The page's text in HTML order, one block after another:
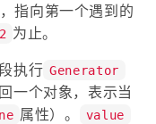
指向第一个遇到的
为止。
执行 Generator
一个对象，表示当
属性）。 value